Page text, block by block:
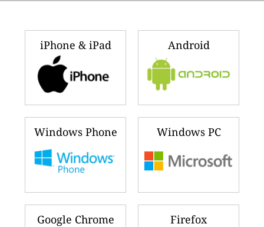
iPhone & iPad Android
Windows Phone Windows PC
Google Chrome Firefox